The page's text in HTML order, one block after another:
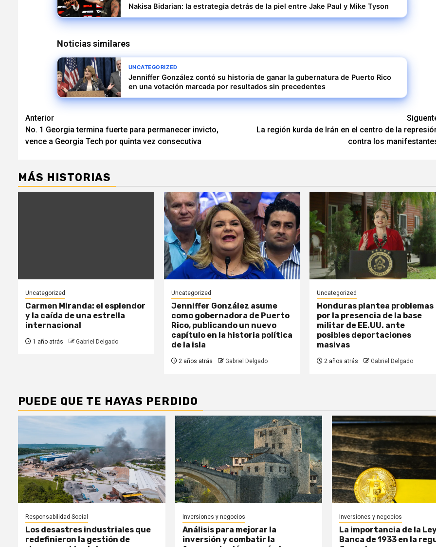
Nakisa Bidarian: la estrategia detrás de la piel entre Jake Paul y Mike Tyson
Noticias similares
UNCATEGORIZED
Jenniffer González contó su historia de ganar la gubernatura de Puerto Rico
en una votación marcada por resultados sin precedentes
Navegación
de
entradas
Anterior
No. 1 Georgia termina fuerte para permanecer invicto,
vence a Georgia Tech por quinta vez consecutiva
La región kurda de Irán en el centro de la
contra los
MÁS HISTORIAS
Uncategorized
Carmen Miranda: el esplendor
y la caída de una estrella
internacional
1 año atrás Gabriel Delgado
Uncategorized
Jenniffer González asume
como gobernadora de Puerto
Rico, publicando un nuevo
capítulo en la historia política
de la isla
2 años atrás Gabriel Delgado
Uncategorized
Honduras plantea problemas
por la presencia de la base
militar de EE.UU. ante
posibles deportaciones
masivas
2 años atrás Gabriel Delgado
PUEDE QUE TE HAYAS PERDIDO
Responsabilidad Social
Los desastres industriales que
redefinieron la gestión de
Inversiones y negocios
Análisis para mejorar la
inversión y combatir la
Inversiones y negocios
La importancia de la
Banca de 1933 en la